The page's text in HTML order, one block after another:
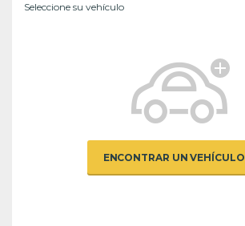
Seleccione su vehículo
ENCONTRAR UN VEHÍCULO